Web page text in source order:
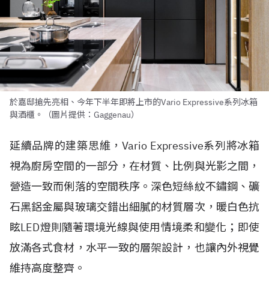
於嘉邸搶先亮相、今年下半年即將上市的Vario Expressive系列冰箱
與酒櫃。（圖片提供：Gaggenau）
延續品牌的建築思維，Vario Expressive系列將冰箱
視為廚房空間的一部分，在材質、比例與光影之間，
營造一致而俐落的空間秩序。深色短絲紋不鏽鋼、礦
石黑鋁金屬與玻璃交錯出細膩的材質層次，暖白色抗
眩LED燈則隨著環境光線與使用情境柔和變化；即使
放滿各式食材，水平一致的層架設計，也讓內外視覺
維持高度整齊。